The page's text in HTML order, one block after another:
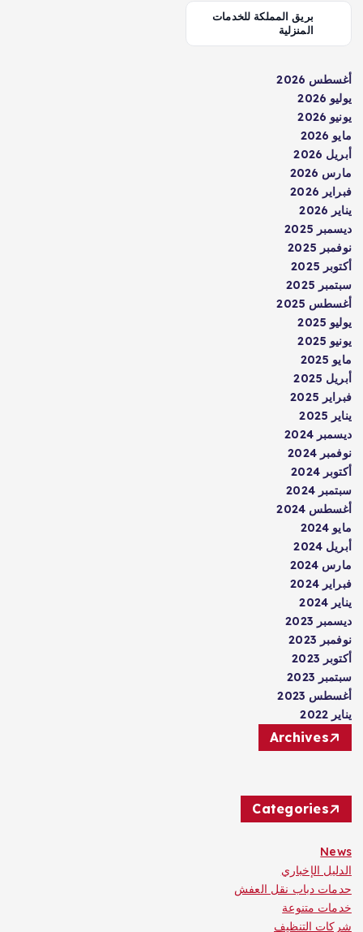
بريق المملكة للخدمات
المنزلية
أغسطس 2026
يوليو 2026
يونيو 2026
مايو 2026
أبريل 2026
مارس 2026
فبراير 2026
يناير 2026
ديسمبر 2025
نوفمبر 2025
أكتوبر 2025
سبتمبر 2025
أغسطس 2025
يوليو 2025
يونيو 2025
مايو 2025
أبريل 2025
فبراير 2025
يناير 2025
ديسمبر 2024
نوفمبر 2024
أكتوبر 2024
سبتمبر 2024
أغسطس 2024
مايو 2024
أبريل 2024
مارس 2024
فبراير 2024
يناير 2024
ديسمبر 2023
نوفمبر 2023
أكتوبر 2023
سبتمبر 2023
أغسطس 2023
يناير 2022
Archives
Categories
News
الدليل الإخباري
حدمات دباب نقل العفش
خدمات متنوعة
شركات التنظيف